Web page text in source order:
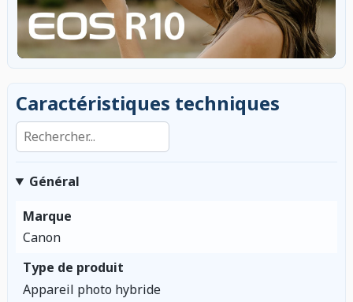
Caractéristiques techniques
Rechercher dans les caractéristiques
Général
Marque
Canon
Type de produit
Appareil photo hybride